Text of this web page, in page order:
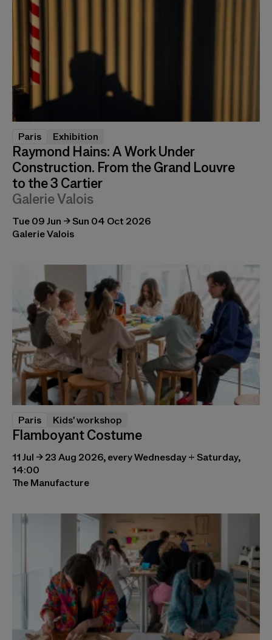
Paris Exhibition
Raymond Hains: A Work Under
Construction. From the Grand Louvre
to the 3 Cartier
Galerie Valois
Tue 09 Jun → Sun 04 Oct 2026
Galerie Valois
Paris Kids' workshop
Flamboyant Costume
11 Jul → 23 Aug 2026, every Wednesday + Saturday,
14:00
The Manufacture